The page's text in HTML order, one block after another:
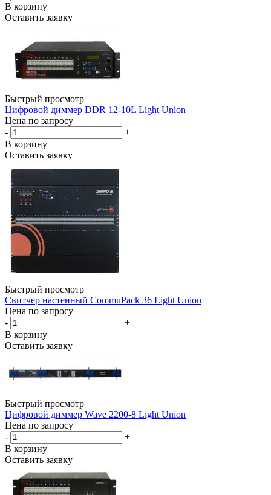
В корзину
Оставить заявку
Быстрый просмотр
Цифровой диммер DDR 12-10L Light Union
Цена по запросу
-
+
В корзину
Оставить заявку
Быстрый просмотр
Свитчер настенный CommuPack 36 Light Union
Цена по запросу
-
+
В корзину
Оставить заявку
Быстрый просмотр
Цифровой диммер Wave 2200-8 Light Union
Цена по запросу
-
+
В корзину
Оставить заявку